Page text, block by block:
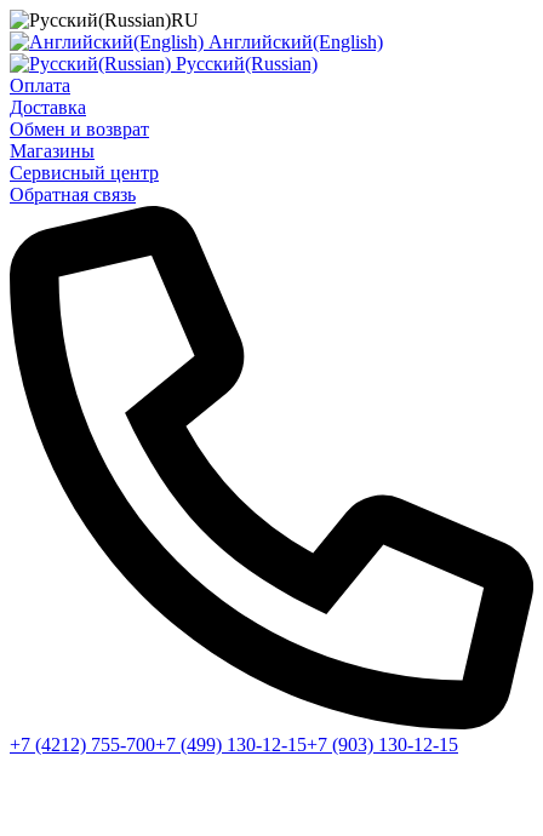
RU
Английский(English)
Русский(Russian)
Оплата
Доставка
Обмен и возврат
Магазины
Сервисный центр
Обратная связь
+7 (4212) 755-700+7 (499) 130-12-15+7 (903) 130-12-15